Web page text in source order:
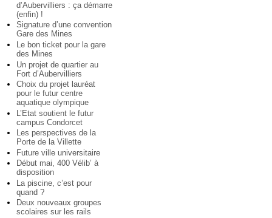
d’Aubervilliers : ça démarre
(enfin) !
Signature d’une convention
Gare des Mines
Le bon ticket pour la gare
des Mines
Un projet de quartier au
Fort d’Aubervilliers
Choix du projet lauréat
pour le futur centre
aquatique olympique
L’Etat soutient le futur
campus Condorcet
Les perspectives de la
Porte de la Villette
Future ville universitaire
Début mai, 400 Vélib’ à
disposition
La piscine, c’est pour
quand ?
Deux nouveaux groupes
scolaires sur les rails